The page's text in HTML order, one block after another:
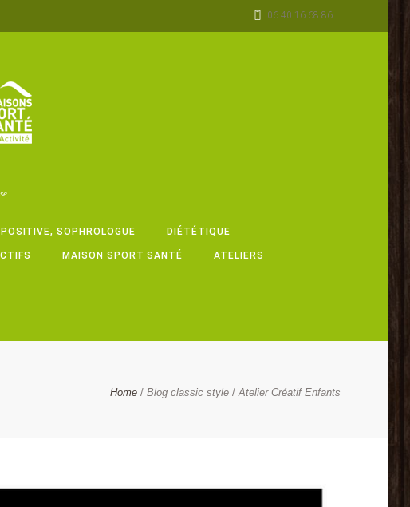
06 40 16 68 86
SOPHROLOGUE DIÉTÉTIQUE
MAISON SPORT SANTÉ ATELIERS
Home Blog classic style Atelier Créatif Enfants